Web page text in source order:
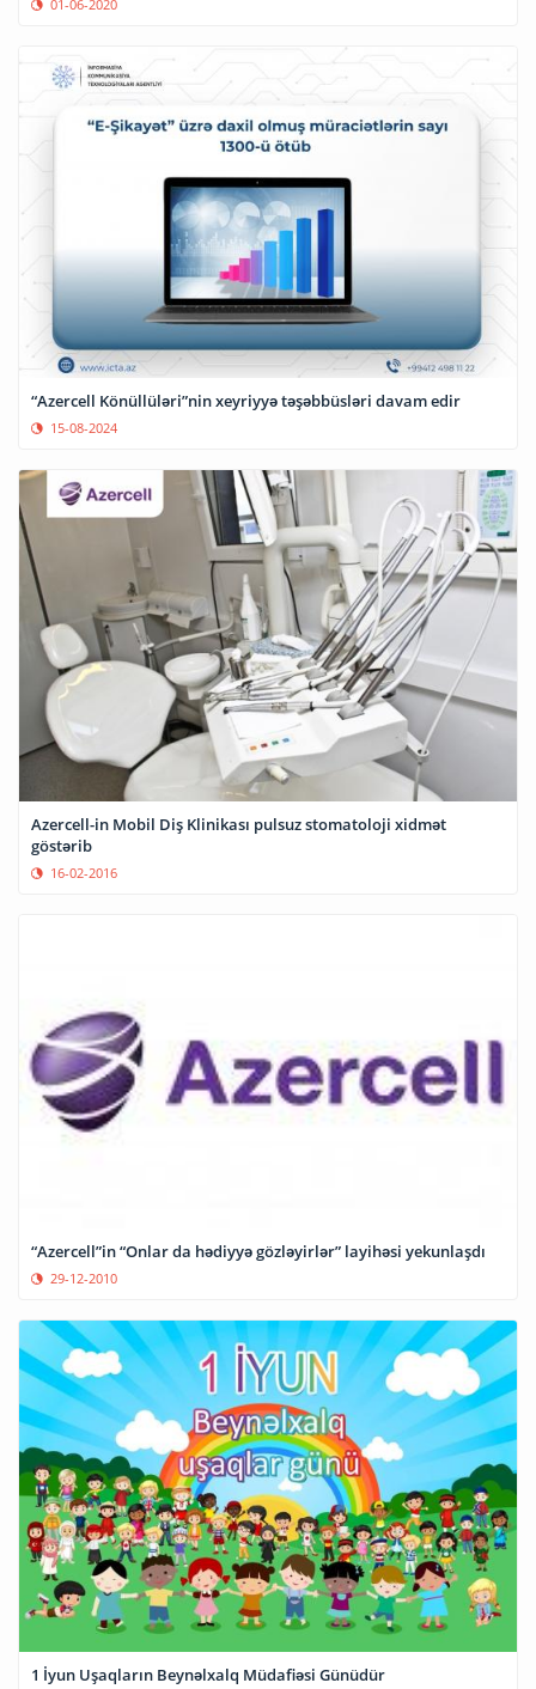
01-06-2020
“Azercell Könüllüləri”nin xeyriyyə təşəbbüsləri davam edir
15-08-2024
Azercell-in Mobil Diş Klinikası pulsuz stomatoloji xidmət
göstərib
16-02-2016
“Azercell”in “Onlar da hədiyyə gözləyirlər” layihəsi yekunlaşdı
29-12-2010
1 İyun Uşaqların Beynəlxalq Müdafiəsi Günüdür